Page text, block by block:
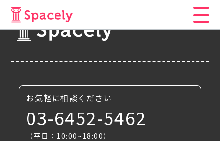
お気軽に相談ください
03-6452-5462
（平日：10:00~18:00）